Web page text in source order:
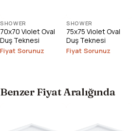
SHOWER
70x70 Violet Oval
Duş Teknesi
Fiyat Sorunuz
SHOWER
75x75 Violet Oval
Duş Teknesi
Fiyat Sorunuz
Benzer Fiyat Aralığında